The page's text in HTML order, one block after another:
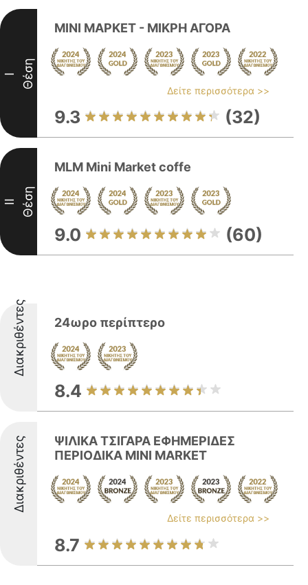
I Θέση
ΜΙΝΙ ΜΑΡΚΕΤ - ΜΙΚΡΗ ΑΓΟΡΑ
Δείτε περισσότερα >>
9.3 (32)
II Θέση
MLM Mini Market coffe
9.0 (60)
Διακριθέντες 24ωρο περίπτερο
8.4
Διακριθέντες
ΨΙΛΙΚΑ ΤΣΙΓΑΡΑ ΕΦΗΜΕΡΙΔΕΣ
ΠΕΡΙΟΔΙΚΑ MINI MARKET
Δείτε περισσότερα >>
8.7